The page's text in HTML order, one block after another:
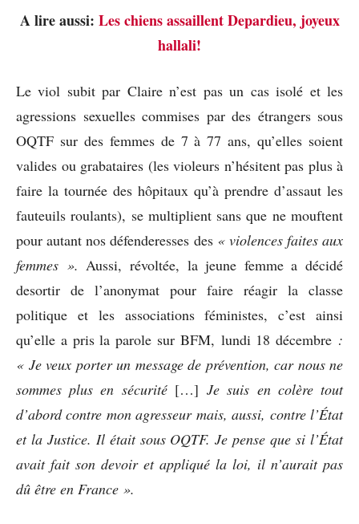
A lire aussi: Les chiens assaillent Depardieu, joyeux
hallali!
Le viol subit par Claire n’est pas un cas isolé et les
agressions sexuelles commises par des étrangers sous
OQTF sur des femmes de 7 à 77 ans, qu’elles soient
valides ou grabataires (les violeurs n’hésitent pas plus à
faire la tournée des hôpitaux qu’à prendre d’assaut les
fauteuils roulants), se multiplient sans que ne mouftent
pour autant nos défenderesses des « violences faites aux
femmes ». Aussi, révoltée, la jeune femme a décidé
desortir de l’anonymat pour faire réagir la classe
politique et les associations féministes, c’est ainsi
qu’elle a pris la parole sur BFM, lundi 18 décembre :
« Je veux porter un message de prévention, car nous ne
sommes plus en sécurité […] Je suis en colère tout
d’abord contre mon agresseur mais, aussi, contre l’État
et la Justice. Il était sous OQTF. Je pense que si l’État
avait fait son devoir et appliqué la loi, il n’aurait pas
dû être en France ».